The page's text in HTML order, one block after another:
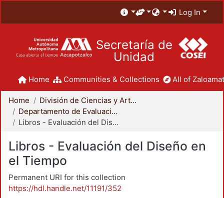
Log In
Secretaría de
Unidad
Home Communities & Collections All of
Home
División de Ciencias y Artes para el Diseño
Departamento de Evaluación del Diseño en el Tiempo
Libros - Evaluación del Diseño en el Tiempo
Libros - Evaluación del Diseño en
el Tiempo
Permanent URI for this collection
https://hdl.handle.net/11191/352